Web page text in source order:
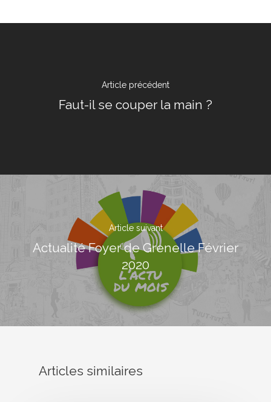
Article précédent
Faut-il se couper la main ?
Article suivant
Actualité Foyer de Grenelle Février
2020
Articles similaires
Nous ?
Activités
Blog
Bénévolat
Dons Et Adhésions
Réservation De
Contact